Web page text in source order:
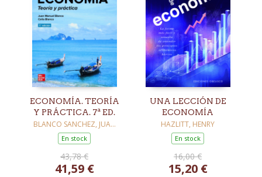
ECONOMÍA. TEORÍA
Y PRÁCTICA. 7ª ED.
BLANCO SANCHEZ, JUAN
MANUEL
En stock
43,78 €
41,59 €
UNA LECCIÓN DE
ECONOMÍA
HAZLITT, HENRY
En stock
16,00 €
15,20 €